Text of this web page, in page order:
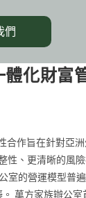
們
化財富
合作旨在針對亞
性、更清晰的風
室的營運模型普
萬方家族辦公